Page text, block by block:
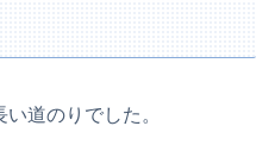
道のりでした。